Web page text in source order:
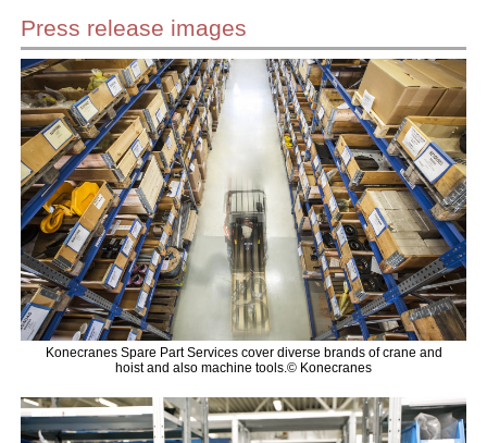
Press release images
Konecranes Spare Part Services cover diverse brands of crane and
hoist and also machine tools.© Konecranes